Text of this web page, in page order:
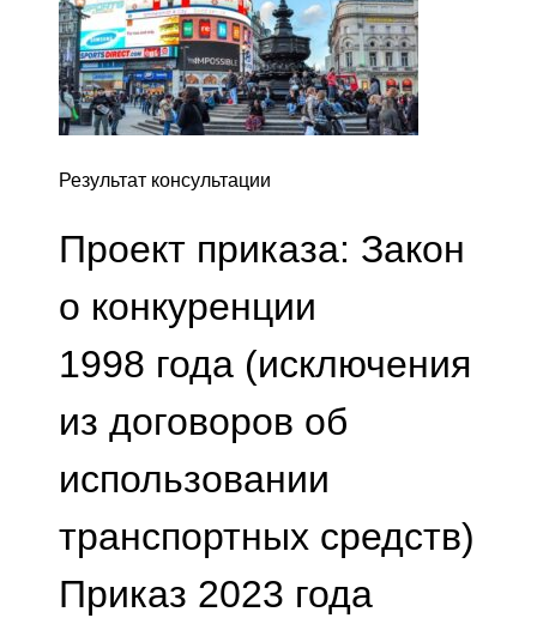
Результат консультации
Проект приказа: Закон
о конкуренции
1998 года (исключения
из договоров об
использовании
транспортных средств)
Приказ 2023 года